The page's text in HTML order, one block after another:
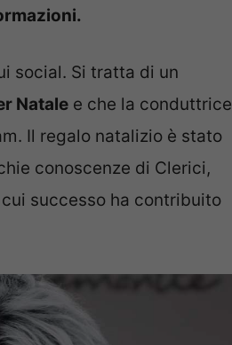
social. Si tratta di un
Natale e che la conduttrice
Il regalo natalizio è stato
conoscenze di Clerici,
successo ha contribuito